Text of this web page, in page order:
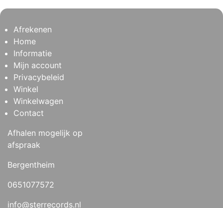
Afrekenen
Home
Informatie
Mijn account
Privacybeleid
Winkel
Winkelwagen
Contact
Afhalen mogelijk op
afspraak
Bergentheim
0651077572
info@sterrecords.nl